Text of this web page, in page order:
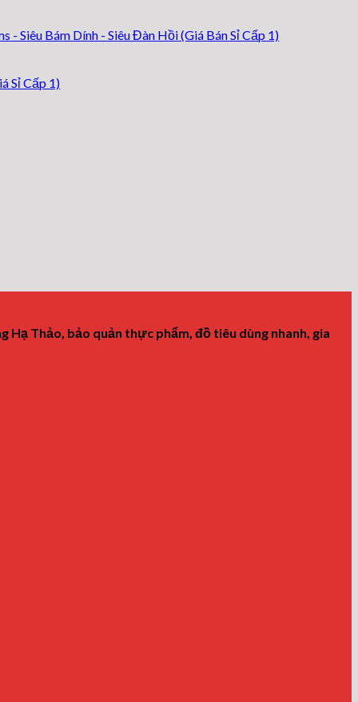
- Siêu Bám Dính - Siêu Đàn Hồi (Giá Bán Sỉ Cấp 1)
Sỉ Cấp 1)
Hạ Thảo, bảo quản thực phẩm, đồ tiêu dùng nhanh, gia